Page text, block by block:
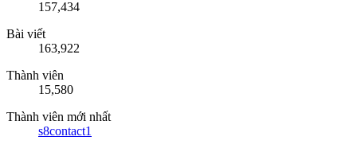
157,434
Bài viết
163,922
Thành viên
15,580
Thành viên mới nhất
s8contact1